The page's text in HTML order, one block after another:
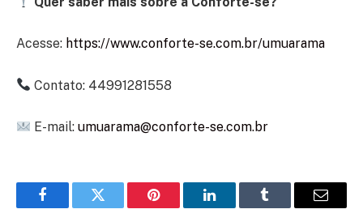
Acesse: https://www.conforte-se.com.br/umuarama
Contato: 44991281558
E-mail:umuarama@conforte-se.com.br
FacebookTwitter Pinterest LinkedInTumblr Email